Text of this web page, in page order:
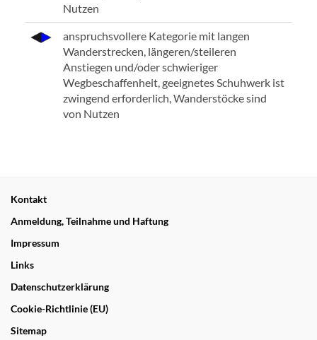
Nutzen
anspruchsvollere Kategorie mit langen
Wanderstrecken, längeren/steileren
Anstiegen und/oder schwieriger
Wegbeschaffenheit, geeignetes Schuhwerk ist
zwingend erforderlich, Wanderstöcke sind
von Nutzen
Kontakt
Anmeldung, Teilnahme und Haftung
Impressum
Links
Datenschutzerklärung
Cookie-Richtlinie (EU)
Sitemap